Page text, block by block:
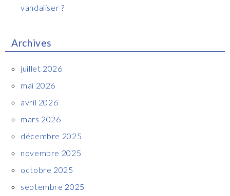
vandaliser ?
Archives
juillet 2026
mai 2026
avril 2026
mars 2026
décembre 2025
novembre 2025
octobre 2025
septembre 2025